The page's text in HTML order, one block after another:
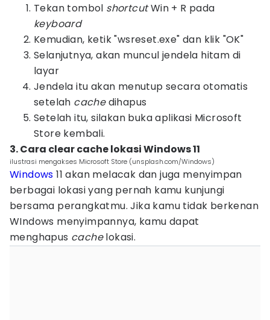
Tekan tombol shortcutWin + R pada
keyboard
Kemudian, ketik "wsreset.exe" dan klik "OK"
Selanjutnya, akan muncul jendela hitam di
layar
Jendela itu akan menutup secara otomatis
setelah cachedihapus
Setelah itu, silakan buka aplikasi Microsoft
Store kembali.
3. Cara clear cache lokasi Windows 11
ilustrasi mengakses Microsoft Store (unsplash.com/Windows)
Windows 11 akan melacak dan juga menyimpan
berbagai lokasi yang pernah kamu kunjungi
bersama perangkatmu. Jika kamu tidak berkenan
WIndows menyimpannya, kamu dapat
menghapus cachelokasi.